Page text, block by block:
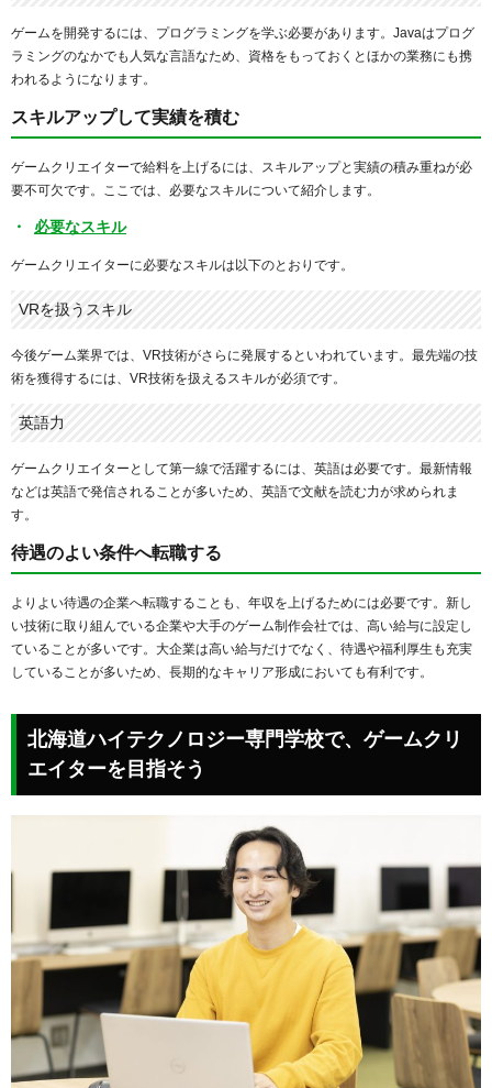
ゲームを開発するには、プログラミングを学ぶ必要があります。Javaはプログ
ラミングのなかでも人気な言語なため、資格をもっておくとほかの業務にも携
われるようになります。
スキルアップして実績を積む
ゲームクリエイターで給料を上げるには、スキルアップと実績の積み重ねが必
要不可欠です。ここでは、必要なスキルについて紹介します。
必要なスキル
ゲームクリエイターに必要なスキルは以下のとおりです。
VRを扱うスキル
今後ゲーム業界では、VR技術がさらに発展するといわれています。最先端の技
術を獲得するには、VR技術を扱えるスキルが必須です。
英語力
ゲームクリエイターとして第一線で活躍するには、英語は必要です。最新情報
などは英語で発信されることが多いため、英語で文献を読む力が求められま
す。
待遇のよい条件へ転職する
よりよい待遇の企業へ転職することも、年収を上げるためには必要です。新し
い技術に取り組んでいる企業や大手のゲーム制作会社では、高い給与に設定し
ていることが多いです。大企業は高い給与だけでなく、待遇や福利厚生も充実
していることが多いため、長期的なキャリア形成においても有利です。
北海道ハイテクノロジー専門学校で、ゲームクリ
エイターを目指そう